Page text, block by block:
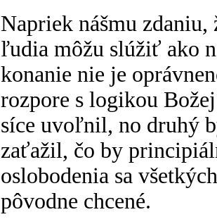
Napriek nášmu
ľudia môžu slúžiť ako
konanie nie je
rozpore s logikou
síce uvoľnil, no druhý
zaťažil, čo by
oslobodenia sa
pôvodne chcené.